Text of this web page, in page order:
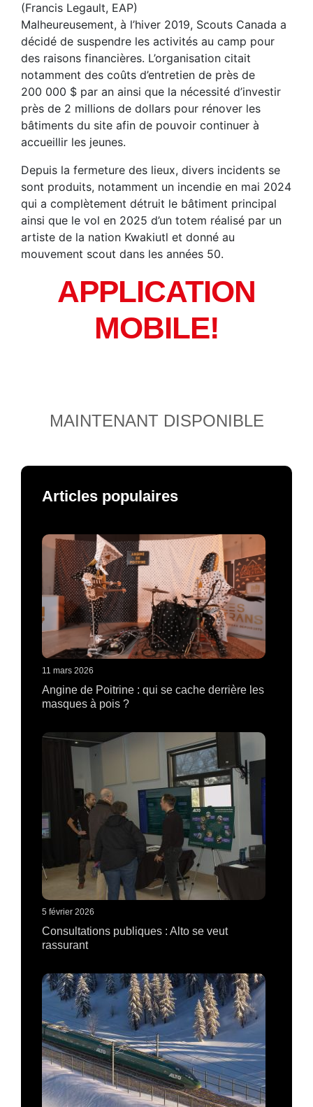
(Francis Legault, EAP)
Malheureusement, à l’hiver 2019, Scouts Canada a
décidé de suspendre les activités au camp pour
des raisons financières. L’organisation citait
notamment des coûts d’entretien de près de
200 000 $ par an ainsi que la nécessité d’investir
près de 2 millions de dollars pour rénover les
bâtiments du site afin de pouvoir continuer à
accueillir les jeunes.
Depuis la fermeture des lieux, divers incidents se
sont produits, notamment un incendie en mai 2024
qui a complètement détruit le bâtiment principal
ainsi que le vol en 2025 d’un totem réalisé par un
artiste de la nation Kwakiutl et donné au
mouvement scout dans les années 50.
APPLICATION
MOBILE!
MAINTENANT DISPONIBLE
Articles populaires
11 mars 2026
Angine de Poitrine : qui se cache derrière les
masques à pois ?
5 février 2026
Consultations publiques : Alto se veut
rassurant